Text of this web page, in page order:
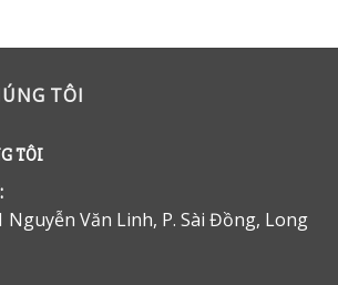
TÔI
TÔI
Nguyễn Văn Linh, P. Sài Đồng, Long